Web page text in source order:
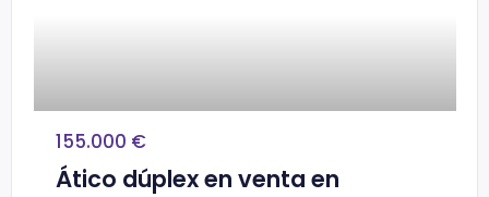
155.000 €
Ático dúplex en venta en